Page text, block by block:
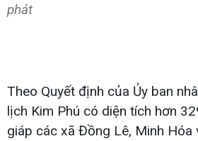
phát
Theo Quyết định của Ủy ban
lịch Kim Phú có diện tích hơn
giáp các xã Đồng Lê, Minh Hóa